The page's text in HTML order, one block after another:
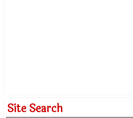
Site Search